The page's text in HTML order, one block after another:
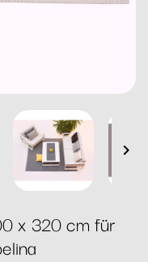

x 320 cm für